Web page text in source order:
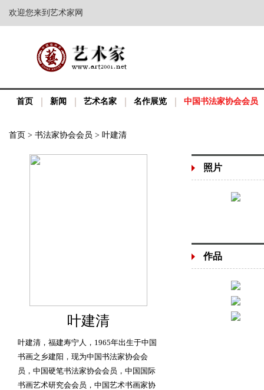
欢迎您来到艺术家网
首页 新闻 艺术名家 名作展览 中国书法家协会会员
首页 > 书法家协会会员 > 叶建清
叶建清
叶建清，福建寿宁人，1965年出生于中国
书画之乡建阳，现为中国书法家协会会
员，中国硬笔书法家协会会员，中国国际
书画艺术研究会会员，中国艺术书画家协
照片
作品